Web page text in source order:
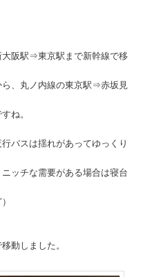
阪駅⇒東京駅まで新幹線で移
、丸ノ内線の東京駅⇒赤坂見
ね。
バスは揺れがあってゆっくり
ッチな需要がある場合は寝台
動しました。